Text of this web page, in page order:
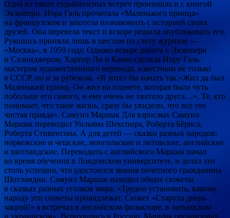
Одна из таких судьбоносных встреч произошла и с книгой
Экзюпери. Нора Галь прочитала «Маленького принца»
на французском и захотела познакомить с историей своих
друзей. Она перевела текст и вскоре решила опубликовать его.
Рукопись приняли лишь в шестом по счету журнале —
«Москва», в 1959 году. Однако вскоре работа с Экзюпери
и Сэлинджером, Харпер Ли и Камю сделала Нору Галь
мастером художественного перевода, известным не только
в СССР, но и за рубежом. «Я хотел бы начать так:«Жил да был
Маленький принц. Он жил на планете, которая была чуть
побольше его самого, и ему очень не хватало друга…». Те, кто
понимает, что такое жизнь, сразу бы увидели, что все это
чистая правда». Самуил Маршак Для взрослых Самуил
Маршак переводил Уильяма Шекспира, Роберта Бёрнса,
Роберта Стивенсона. А для детей — сказки разных народов:
норвежские и чешские, монгольские и литовские, английские
и шотландские. Переводить с английского Маршак начал
во время обучения в Лондонском университете, и делал это
столь успешно, что удостоился звания почетного гражданина
Шотландии. Самуил Маршак находил общие сюжеты
в сказках разных уголков мира: «Трудно установить, какому
народу эти сюжеты принадлежат. Сюжет «Старуха дверь
закрой!» я встречал в английском фольклоре, в латышском
и украинском». Вернувшись в Россию, Маршак организовал